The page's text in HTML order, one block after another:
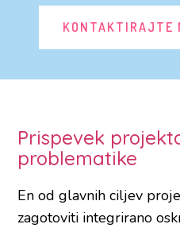
KONTAKTIRAJTE
Prispevek
problematike
En od glavnih ciljev
zagotoviti integrirano